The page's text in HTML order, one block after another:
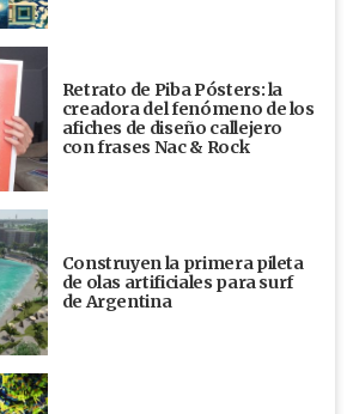
Retrato de Piba Pósters: la
creadora del fenómeno de los
afiches de diseño callejero
con frases Nac & Rock
Construyen la primera pileta
de olas artificiales para surf
de Argentina